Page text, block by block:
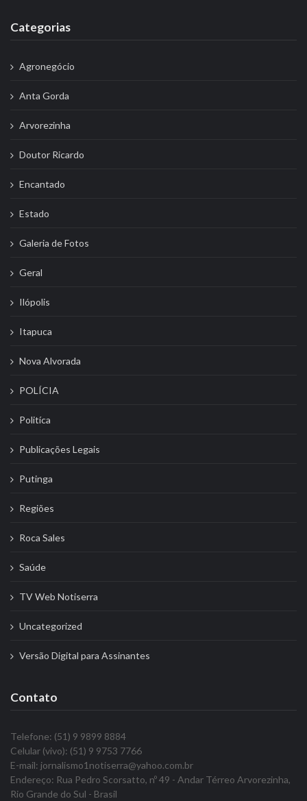
Categorias
Agronegócio
Anta Gorda
Arvorezinha
Doutor Ricardo
Encantado
Estado
Galeria de Fotos
Geral
Ilópolis
Itapuca
Nova Alvorada
POLÍCIA
Politíca
Publicações Legais
Putinga
Regiões
Roca Sales
Saúde
TV Web Notiserra
Uncategorized
Versão Digital para Assinantes
Contato
Telefone: (51) 9 9899 8884
Celular (vivo): (51) 9 9753 7766
E-mail: jornalismo1notiserra@yahoo.com.br
Endereço: Rua Pedro Scorsatto, nº 49 - Andar Térreo Arvorezinha,
Rio Grande do Sul - Brasil